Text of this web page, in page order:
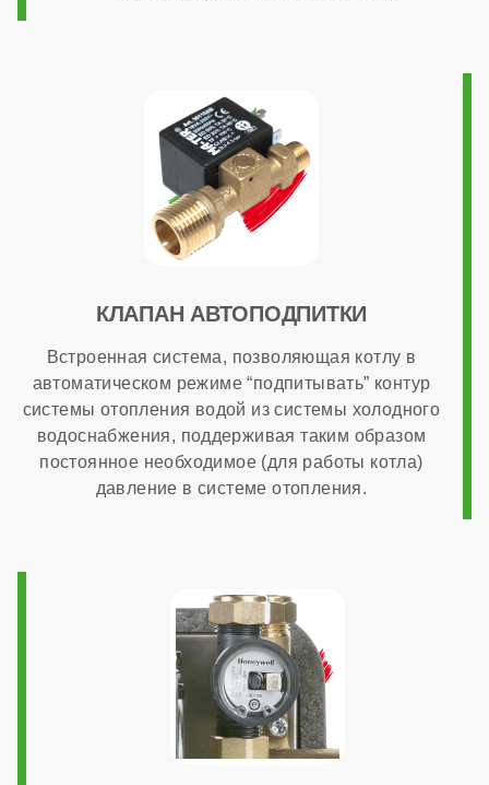
КЛАПАН АВТОПОДПИТКИ
Встроенная система, позволяющая котлу в
автоматическом режиме “подпитывать” контур
системы отопления водой из системы холодного
водоснабжения, поддерживая таким образом
постоянное необходимое (для работы котла)
давление в системе отопления.